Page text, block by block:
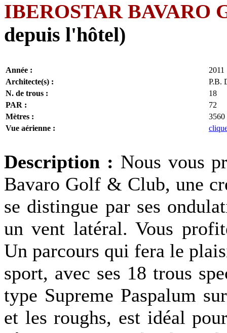
IBEROSTAR BAVARO
depuis l'hôtel)
Année :
2011
Architecte(s) :
P.B.
N. de trous :
18
PAR :
72
Mètres :
3560
Vue aérienne :
Description : Nous vous
Bavaro Golf & Club, une
se distingue par ses
un vent latéral. Vous
Un parcours qui fera le
sport, avec ses 18 trous
type Supreme Paspalum
et les roughs, est idéal